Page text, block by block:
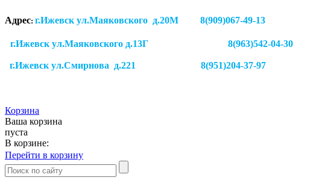
Адрес: г.Ижевск ул.Маяковского д.20М 8(909)067-
г.Ижевск ул.Маяковского д.13Г 8(963)542-04-30
г.Ижевск ул.Смирнова д.221 8(951)204-37-97
Корзина
Ваша корзина
пуста
В корзине:
Перейти в корзину